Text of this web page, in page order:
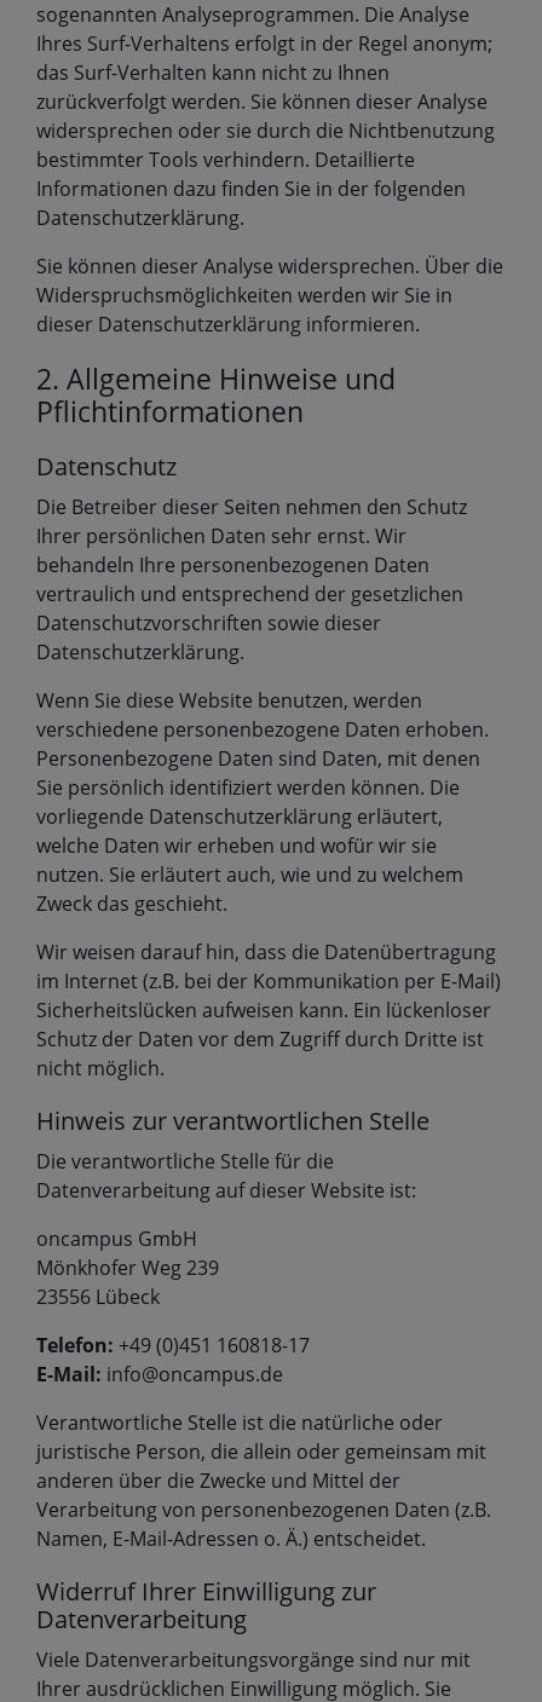
sogenannten Analyseprogrammen. Die Analyse
Ihres Surf-Verhaltens erfolgt in der Regel anonym;
das Surf-Verhalten kann nicht zu Ihnen
zurückverfolgt werden. Sie können dieser Analyse
widersprechen oder sie durch die Nichtbenutzung
bestimmter Tools verhindern. Detaillierte
Informationen dazu finden Sie in der folgenden
Datenschutzerklärung.
Sie können dieser Analyse widersprechen. Über die
Widerspruchsmöglichkeiten werden wir Sie in
dieser Datenschutzerklärung informieren.
2. Allgemeine Hinweise und
Pflichtinformationen
Datenschutz
Die Betreiber dieser Seiten nehmen den Schutz
Ihrer persönlichen Daten sehr ernst. Wir
behandeln Ihre personenbezogenen Daten
vertraulich und entsprechend der gesetzlichen
Datenschutzvorschriften sowie dieser
Datenschutzerklärung.
Wenn Sie diese Website benutzen, werden
verschiedene personenbezogene Daten erhoben.
Personenbezogene Daten sind Daten, mit denen
Sie persönlich identifiziert werden können. Die
vorliegende Datenschutzerklärung erläutert,
welche Daten wir erheben und wofür wir sie
nutzen. Sie erläutert auch, wie und zu welchem
Zweck das geschieht.
Wir weisen darauf hin, dass die Datenübertragung
im Internet (z.B. bei der Kommunikation per E-Mail)
Sicherheitslücken aufweisen kann. Ein lückenloser
Schutz der Daten vor dem Zugriff durch Dritte ist
nicht möglich.
Hinweis zur verantwortlichen Stelle
Die verantwortliche Stelle für die
Datenverarbeitung auf dieser Website ist:
oncampus GmbH
Mönkhofer Weg 239
23556 Lübeck
Telefon: +49 (0)451 160818-17
E-Mail: info@oncampus.de
Verantwortliche Stelle ist die natürliche oder
juristische Person, die allein oder gemeinsam mit
anderen über die Zwecke und Mittel der
Verarbeitung von personenbezogenen Daten (z.B.
Namen, E-Mail-Adressen o. Ä.) entscheidet.
Widerruf Ihrer Einwilligung zur
Datenverarbeitung
Viele Datenverarbeitungsvorgänge sind nur mit
Ihrer ausdrücklichen Einwilligung möglich. Sie